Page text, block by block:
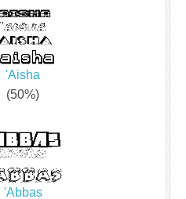
'Aisha
(50%)
'Abbas